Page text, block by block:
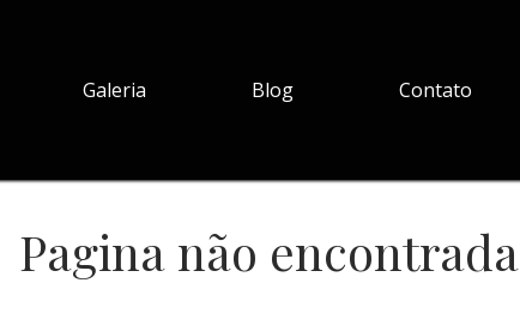
Galeria Blog Contato
Pagina não encontrada